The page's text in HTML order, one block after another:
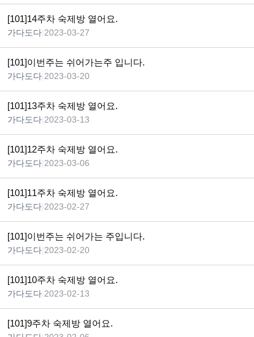
[101]14주차 숙제방 열어요.
가다도다 2023-03-27
[101]이번주는 쉬어가는주 입니다.
가다도다 2023-03-20
[101]13주차 숙제방 열어요.
가다도다 2023-03-13
[101]12주차 숙제방 열어요.
가다도다 2023-03-06
[101]11주차 숙제방 열어요.
가다도다 2023-02-27
[101]이번주는 쉬어가는 주입니다.
가다도다 2023-02-20
[101]10주차 숙제방 열어요.
가다도다 2023-02-13
[101]9주차 숙제방 열어요.